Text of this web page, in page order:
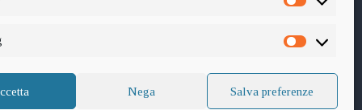
Statistiche
Marketing
Nega Salva preferenze